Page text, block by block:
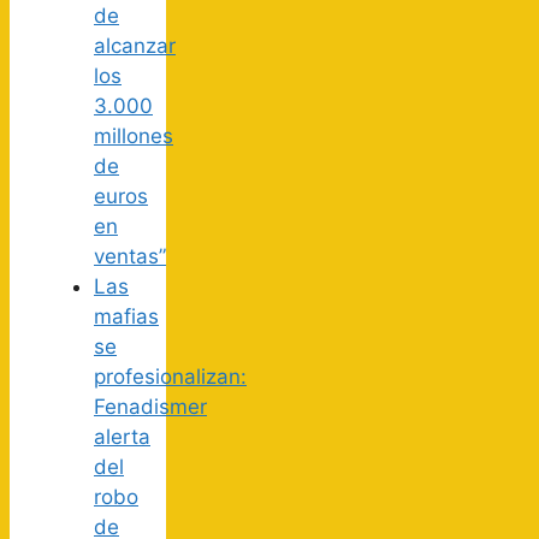
de
alcanzar
los
3.000
millones
de
euros
en
ventas”
Las
mafias
se
profesionalizan:
Fenadismer
alerta
del
robo
de